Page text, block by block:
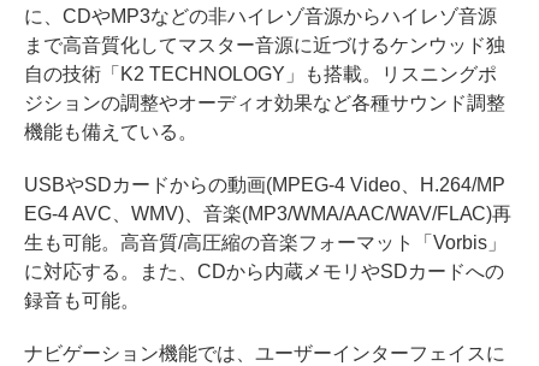
に、CDやMP3などの非ハイレゾ音源からハイレゾ音源
まで高音質化してマスター音源に近づけるケンウッド独
自の技術「K2 TECHNOLOGY」も搭載。リスニングポ
ジションの調整やオーディオ効果など各種サウンド調整
機能も備えている。
USBやSDカードからの動画(MPEG-4 Video、H.264/MP
EG-4 AVC、WMV)、音楽(MP3/WMA/AAC/WAV/FLAC)再
生も可能。高音質/高圧縮の音楽フォーマット「Vorbis」
に対応する。また、CDから内蔵メモリやSDカードへの
録音も可能。
ナビゲーション機能では、ユーザーインターフェイスに